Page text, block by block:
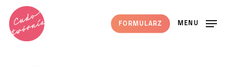
Skip
main
FORMULARZ MENU